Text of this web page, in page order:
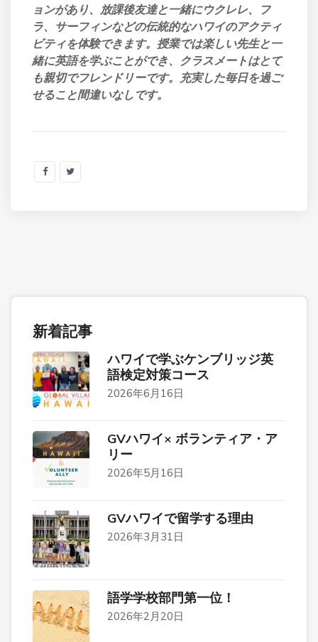
ョンがあり、放課後友達と一緒にウクレレ、フ
ラ、サーフィンなどの伝統的なハワイのアクティ
ビティを体験できます。授業では楽しい先生と一
緒に英語を学ぶことができ、クラスメートはとて
も親切でフレンドリーです。充実した毎日を過ご
せること間違いなしです。
新着記事
ハワイで学ぶケンブリッジ英
語検定対策コース
2026年6月16日
GVハワイ× ボランティア・ア
リー
2026年5月16日
GVハワイで留学する理由
2026年3月31日
語学学校部門第一位！
2026年2月20日